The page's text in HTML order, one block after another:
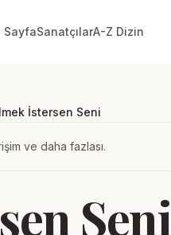
SayfaSanatçılarA-Z Dizin
İstersen Seni
ve daha fazlası.
Seni